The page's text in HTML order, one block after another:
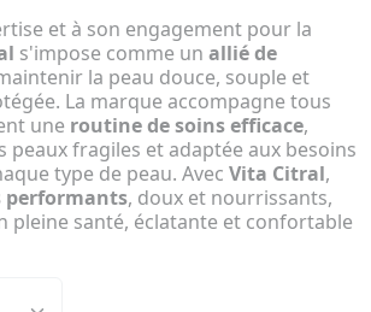
et à son engagement pour la
s'impose comme un allié de
la peau douce, souple et
La marque accompagne tous
une routine de soins efficace,
peaux fragiles et adaptée aux besoins
type de peau. Avec Vita Citral,
performants, doux et nourrissants,
pleine santé, éclatante et confortable